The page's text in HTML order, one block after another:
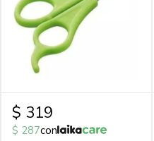
$ 319
$ 287con